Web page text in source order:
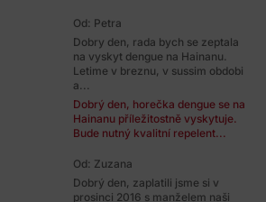
Od: Petra
Dobry den, rada bych se zeptala
na vyskyt dengue na Hainanu.
Letime v breznu, v sussim obdobi
a...
Dobrý den, horečka dengue se na
Hainanu příležitostně vyskytuje.
Bude nutný kvalitní repelent...
Od: Zuzana
Dobrý den, zaplatili jsme si v
prosinci 2016 s manželem naši